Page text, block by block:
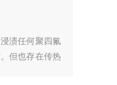
渍任何聚四氟
但也存在传热